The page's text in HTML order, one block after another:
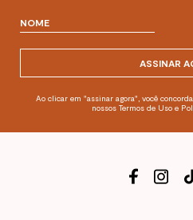
ASSINAR
Ao clicar em "assinar agora", você
nossos Termos de Uso e